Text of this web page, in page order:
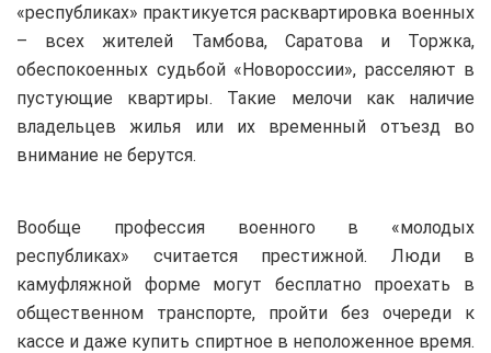
«республиках» практикуется расквартировка военных
– всех жителей Тамбова, Саратова и Торжка,
обеспокоенных судьбой «Новороссии», расселяют в
пустующие квартиры. Такие мелочи как наличие
владельцев жилья или их временный отъезд во
внимание не берутся.
Вообще профессия военного в «молодых
республиках» считается престижной. Люди в
камуфляжной форме могут бесплатно проехать в
общественном транспорте, пройти без очереди к
кассе и даже купить спиртное в неположенное время.